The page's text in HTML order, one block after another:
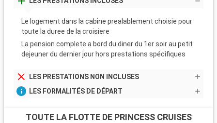
Le logement dans la cabine prealablement choisie pour
toute la duree de la croisiere
La pension complete a bord du diner du 1er soir au petit
dejeuner du dernier jour hors prestations spécifiques
LES PRESTATIONS NON INCLUSES
LES FORMALITÉS DE DÉPART
TOUTE LA FLOTTE DE PRINCESS CRUISES